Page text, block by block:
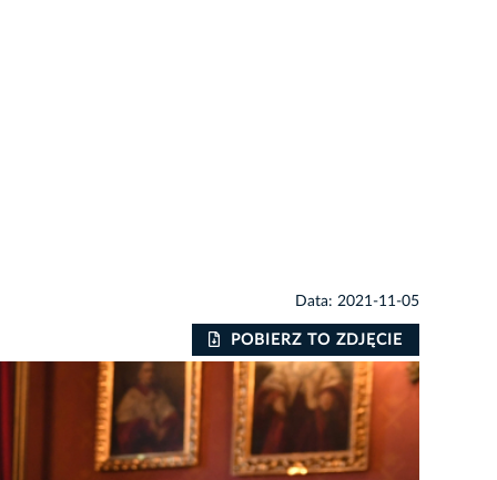
Data: 2021-11-05
POBIERZ TO ZDJĘCIE